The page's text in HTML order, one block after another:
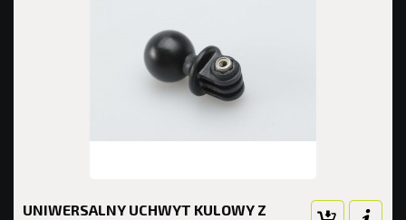
UNIWERSALNY UCHWYT KULOWY Z